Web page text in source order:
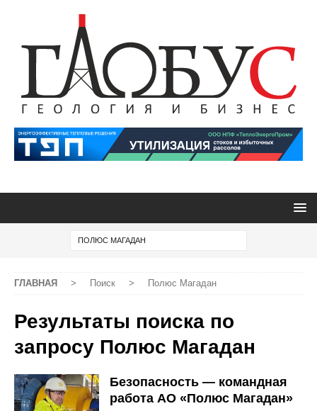
ГЛАВНАЯ > Поиск > Полюс Магадан
Результаты поиска по
запросу Полюс Магадан
Безопасность — командная
работа АО «Полюс Магадан»